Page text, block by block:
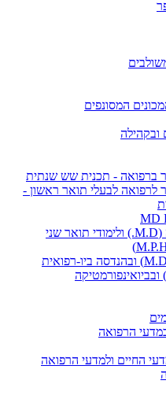
המסונפים
ובקהילה
ברפואה - תכנית שש שנתית
לרפואה לבעלי תואר ראשון -
תואר ד"ר ברפואה (M.D.) ולימודי תואר שני
הרפואה
החיים ולמדעי הרפואה